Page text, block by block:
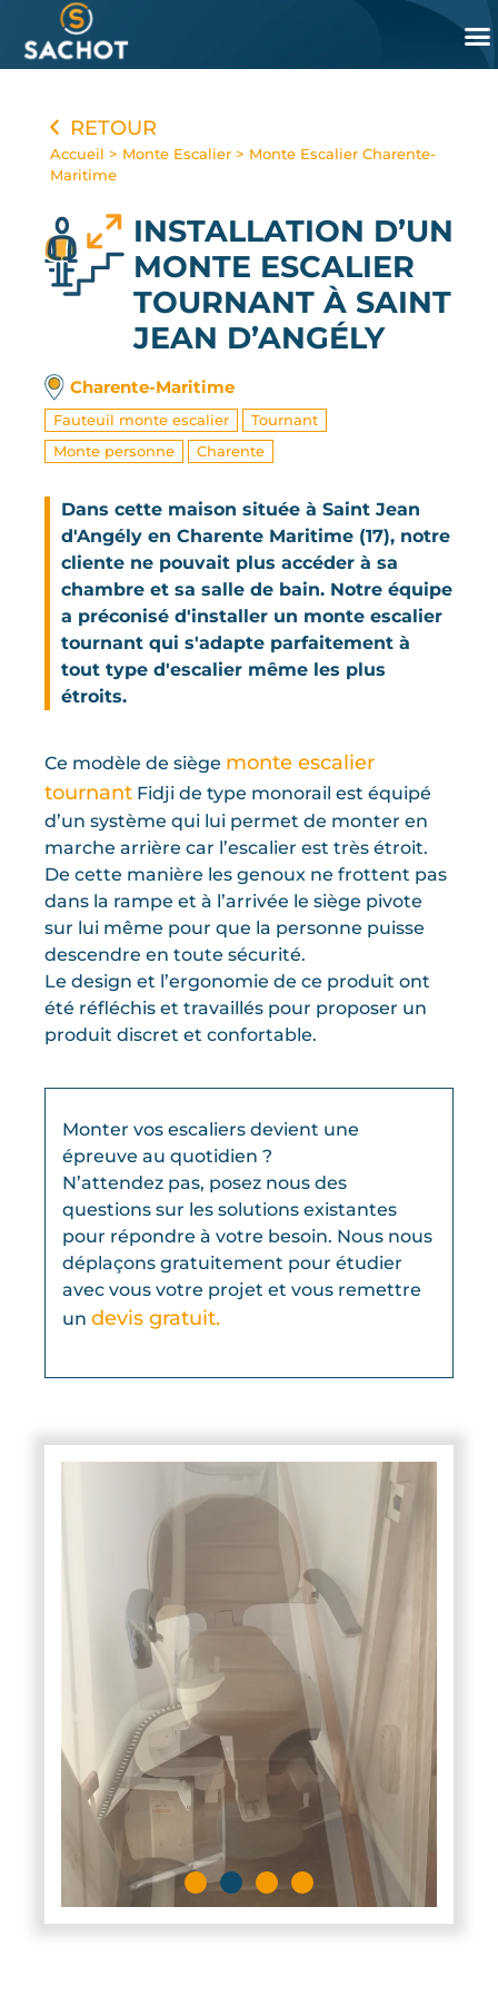
RETOUR
Accueil > Monte Escalier > Monte Escalier Charente-
Maritime
INSTALLATION D’UN
MONTE ESCALIER
TOURNANT À SAINT
JEAN D’ANGÉLY
Charente-Maritime
Fauteuil monte escalier
Tournant
Monte personne
Charente
Dans cette maison située à Saint Jean
d'Angély en Charente Maritime (17), notre
cliente ne pouvait plus accéder à sa
chambre et sa salle de bain. Notre équipe
a préconisé d'installer un monte escalier
tournant qui s'adapte parfaitement à
tout type d'escalier même les plus
étroits.
Ce modèle de siège monte escalier
tournant Fidji de type monorail est équipé
d’un système qui lui permet de monter en
marche arrière car l’escalier est très étroit.
De cette manière les genoux ne frottent pas
dans la rampe et à l’arrivée le siège pivote
sur lui même pour que la personne puisse
descendre en toute sécurité.
Le design et l’ergonomie de ce produit ont
été réfléchis et travaillés pour proposer un
produit discret et confortable.
Monter vos escaliers devient une
épreuve au quotidien ?
N’attendez pas, posez nous des
questions sur les solutions existantes
pour répondre à votre besoin. Nous nous
déplaçons gratuitement pour étudier
avec vous votre projet et vous remettre
un devis gratuit.
Panneau de gestion des cookies